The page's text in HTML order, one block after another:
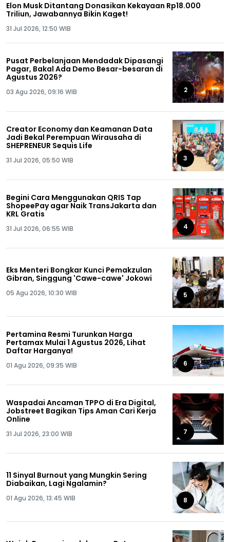
Elon Musk Ditantang Donasikan Kekayaan Rp18.000
Triliun, Jawabannya Bikin Kaget!
31 Jul 2026, 12:50 WIB
Pusat Perbelanjaan Mendadak Dipasangi
Pagar, Bakal Ada Demo Besar-besaran di
Agustus 2026?
03 Agu 2026, 09:16 WIB 2
Creator Economy dan Keamanan Data
Jadi Bekal Perempuan Wirausaha di
SHEPRENEUR Sequis Life
31 Jul 2026, 05:50 WIB 3
Begini Cara Menggunakan QRIS Tap
ShopeePay agar Naik TransJakarta dan
KRL Gratis
31 Jul 2026, 06:55 WIB 4
Eks Menteri Bongkar Kunci Pemakzulan
Gibran, Singgung 'Cawe-cawe' Jokowi
05 Agu 2026, 10:30 WIB 5
Pertamina Resmi Turunkan Harga
Pertamax Mulai 1 Agustus 2026, Lihat
Daftar Harganya!
01 Agu 2026, 09:35 WIB 6
Waspadai Ancaman TPPO di Era Digital,
Jobstreet Bagikan Tips Aman Cari Kerja
Online
31 Jul 2026, 23:00 WIB 7
11 Sinyal Burnout yang Mungkin Sering
Diabaikan, Lagi Ngalamin?
01 Agu 2026, 13:45 WIB 8